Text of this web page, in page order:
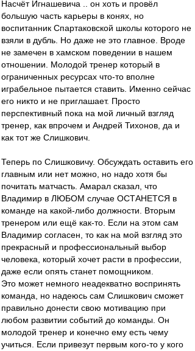
Насчёт Игнашевича .. он хоть и провёл
большую часть карьеры в конях, но
воспитанник Спартаковской школы которого не
взяли в дубль. Но даже не это главное. Вроде
не замечен в хамском поведении в нашем
отношении. Молодой тренер который в
ограниченных ресурсах что-то вполне
играбельное пытается ставить. Именно сейчас
его никто и не приглашает. Просто
перспективный пока на мой личный взгляд
тренер, как впрочем и Андрей Тихонов, да и
как тот же Слишкович.
Теперь по Слишковичу. Обсуждать оставить его
главным или нет можно, но надо хотя бы
почитать матчасть. Амарал сказал, что
Владимир в ЛЮБОМ случае ОСТАНЕТСЯ в
команде на какой-либо должности. Вторым
тренером или ещё как-то. Если на этом сам
Владимир согласен, то как на мой взгляд это
прекрасный и профессиональный выбор
человека, который хочет расти в профессии,
даже если опять станет помощником.
Это может немного неадекватно воспринять
команда, но надеюсь сам Слишкович сможет
правильно донести свою мотивацию при
любом развитии событий до команды. Он
молодой тренер и конечно ему есть чему
учиться. Если привезут первым кого-то у кого